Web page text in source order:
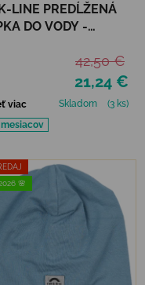
LINE PREDĹŽENÁ
DO VODY -
21,24 €
42,50 €
viac Skladom
(3 ks)
🌸